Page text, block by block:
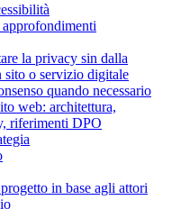
la privacy sin dalla
sito o servizio digitale
quando necessario
web: architettura,
riferimenti DPO
in base agli attori